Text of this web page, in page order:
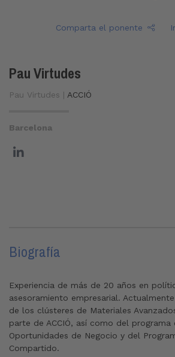
Comparta el ponente
Pau Virtudes
Pau Virtudes | ACCIÓ
Barcelona
Biografía
Experiencia de más de 20 años en
asesoramiento empresarial.
de los clústeres de Materiales
parte de ACCIÓ, así como del programa
Oportunidades de Negocio y del
Compartido.